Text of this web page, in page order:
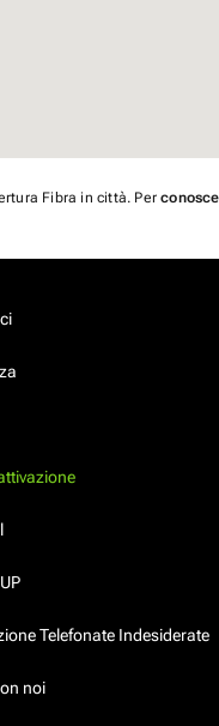
Fibra in città. Per
Telefonate Indesiderate
noi